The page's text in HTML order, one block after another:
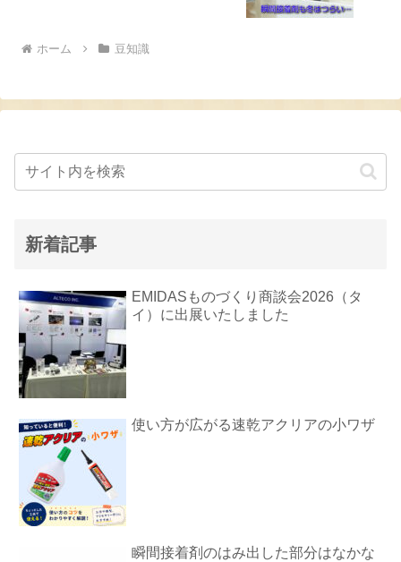
ホーム 豆知識
新着記事
EMIDASものづくり商談会2026（タ
イ）に出展いたしました
使い方が広がる速乾アクリアの小ワザ
瞬間接着剤のはみ出した部分はなかな